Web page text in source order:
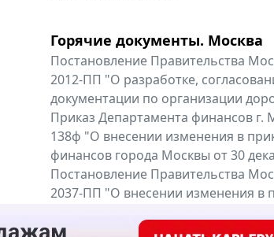
Горячие документы. Москва
Постановление Правительства
2012-ПП "О разработке,
документации по организации
Приказ Департамента финансов г.
138ф "О внесении изменения в
финансов города Москвы от 30
Постановление Правительства
2037-ПП "О внесении изменения в
Правительства Москвы от 26
Все региональные документы